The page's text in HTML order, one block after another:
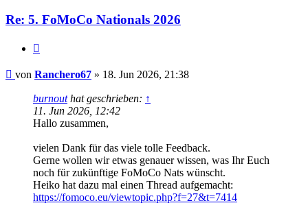
Re: 5. FoMoCo Nationals 2026
Beitrag
von Ranchero67 » 18. Jun 2026, 21:38
burnouthat geschrieben: ↑
11. Jun 2026, 12:42
Hallo zusammen,
vielen Dank für das viele tolle Feedback.
Gerne wollen wir etwas genauer wissen, was Ihr Euch
noch für zukünftige FoMoCo Nats wünscht.
Heiko hat dazu mal einen Thread aufgemacht:
https://fomoco.eu/viewtopic.php?f=27&t=7414